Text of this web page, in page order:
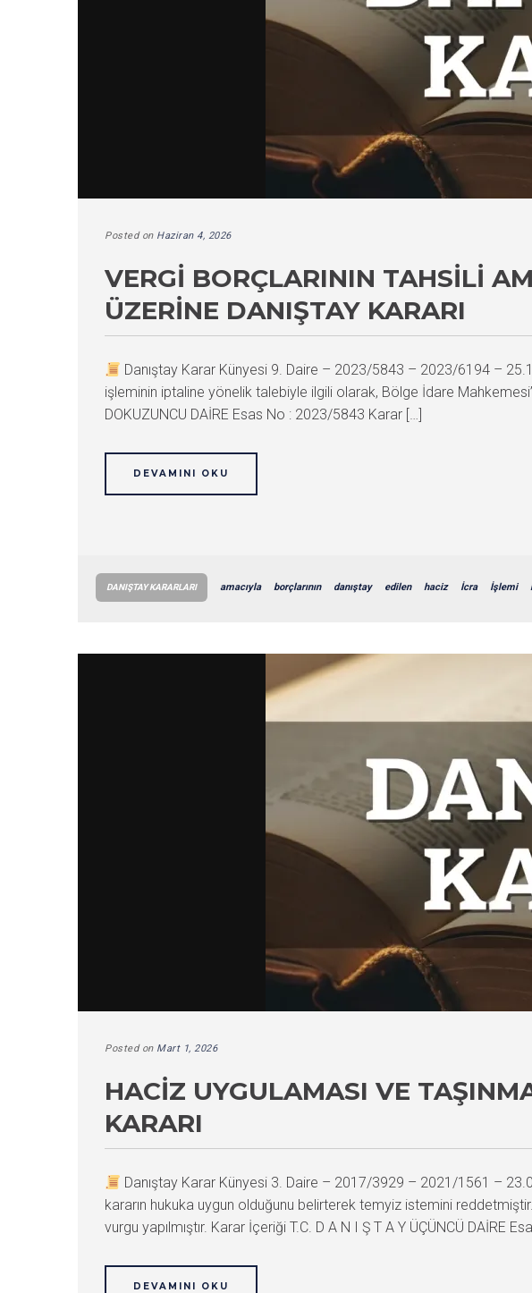
Posted on Haziran 4, 2026
VERGI BORÇLARININ TAHSILI
ÜZERINE DANIŞTAY KARARI
Danıştay Karar Künyesi 9. Daire – 2023/5843 – 2023/6194 –
işleminin iptaline yönelik talebiyle ilgili olarak, Bölge İdare
DOKUZUNCU DAİRE Esas No : 2023/5843 Karar […]
DEVAMINI OKU
DANIŞTAY KARARLARI amacıyla borçlarının danıştay edilen haciz İcra İşlemi
Posted on Mart 1, 2026
HACIZ UYGULAMASI VE
KARARI
Danıştay Karar Künyesi 3. Daire – 2017/3929 – 2021/1561 –
kararın hukuka uygun olduğunu belirterek temyiz istemini
vurgu yapılmıştır. Karar İçeriği T.C. D A N I Ş T A Y ÜÇÜNCÜ DAİRE
DEVAMINI OKU